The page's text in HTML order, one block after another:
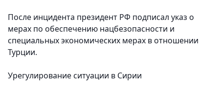
После инцидента президент РФ подписал указ о
мерах по обеспечению нацбезопасности и
специальных экономических мерах в отношении
Турции.
Урегулирование ситуации в Сирии